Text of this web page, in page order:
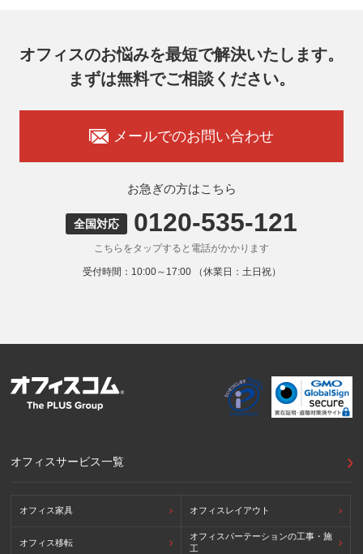
7. 個人情報を提供されることの任意性
お客様がご自身の個人情報を弊社に提供されるか否かはお客
は、適切なサービスをご提供できない場合がありますのでご
弊社ウェブサイトでは、利用者が当ウェブサイトを閲覧した
状況の分析のためにCookieを利用していますが、Cookieによ
る個人情報の取得はしていません。
9. 外国にある第三者への提供
お客様の個人情報を下記海外の個人情報取扱事業者へ提供す
る場合があります。
提供先の所在国の名称：アメリカ（Google LLC）
当該外国における個人情報の保護に関する制度：APECの
外国における個人情報の保護に関する制度等の詳細は以下を
ご確認下さい。
オフィスのお悩みを最短で解決いたします。
まずは無料でご相談ください。
メールでのお問い合わせ
お急ぎの方はこちら
全国対応 0120-535-121
こちらをタップすると電話がかかります
受付時間：10:00～17:00 （休業日：土日祝）
オフィスサービス一覧
オフィス家具 オフィスレイアウト
オフィス移転
オフィスパーテーションの工事・施
工